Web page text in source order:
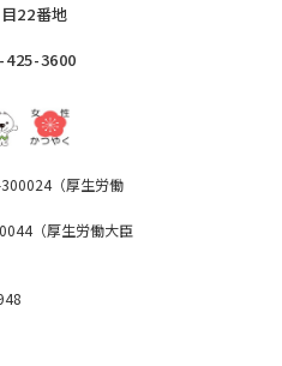
22番地
425-3600
（厚生労働
（厚生労働大臣